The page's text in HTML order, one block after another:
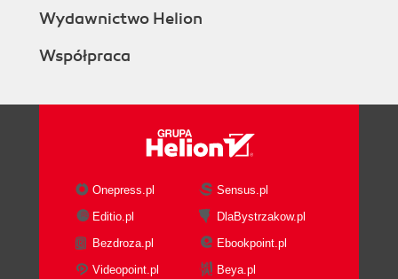
Wydawnictwo Helion
Współpraca
Onepress.pl
Sensus.pl
Editio.pl
DlaBystrzakow.pl
Bezdroza.pl
Ebookpoint.pl
Videopoint.pl
Beya.pl